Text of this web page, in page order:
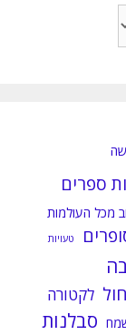
ספרים
מכל העולמות
טעויות
לקטורה
סבלנות